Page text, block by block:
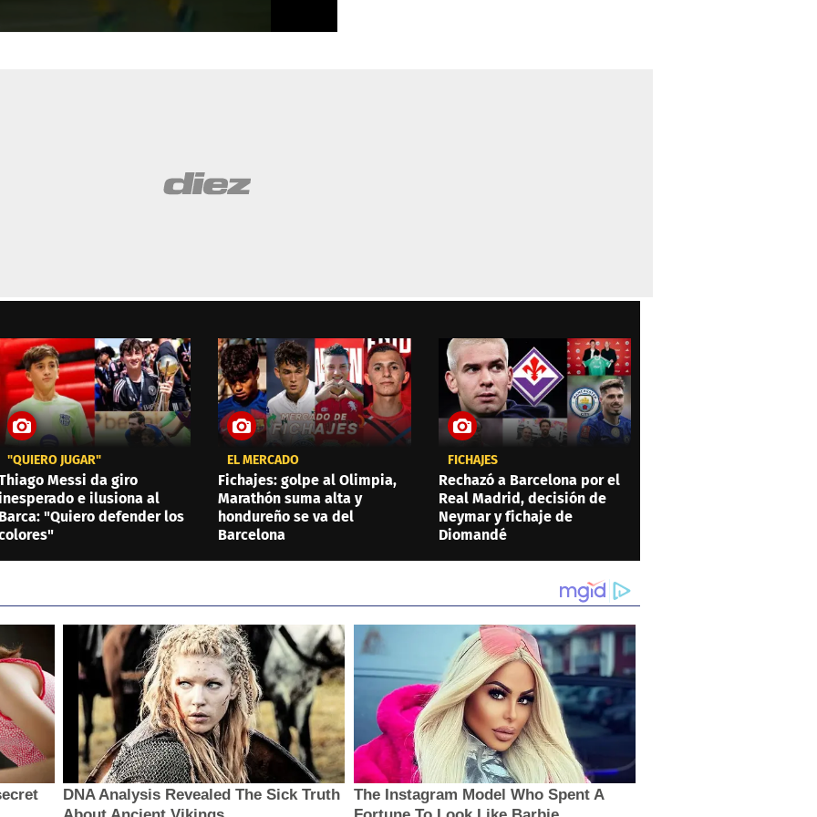
"QUIERO JUGAR"
Messi da giro
e ilusiona al
Barca: "Quiero defender los
EL MERCADO
Fichajes: golpe al Olimpia,
Marathón suma alta y
hondureño se va del
Barcelona
FICHAJES
Rechazó a Barcelona por el
Real Madrid, decisión de
Neymar y fichaje de
Diomandé